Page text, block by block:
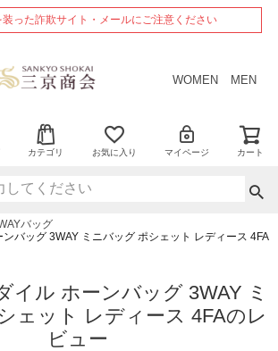
った詐欺サイト・メールにご注意ください
WOMEN MEN
カテゴリ お気に入り マイページ カート
バッグ
バッグ 3WAY ミニバッグ ポシェット レディース 4FA
イル ホーンバッグ 3WAY ミ
ェット レディース 4FAのレ
ビュー
ペー